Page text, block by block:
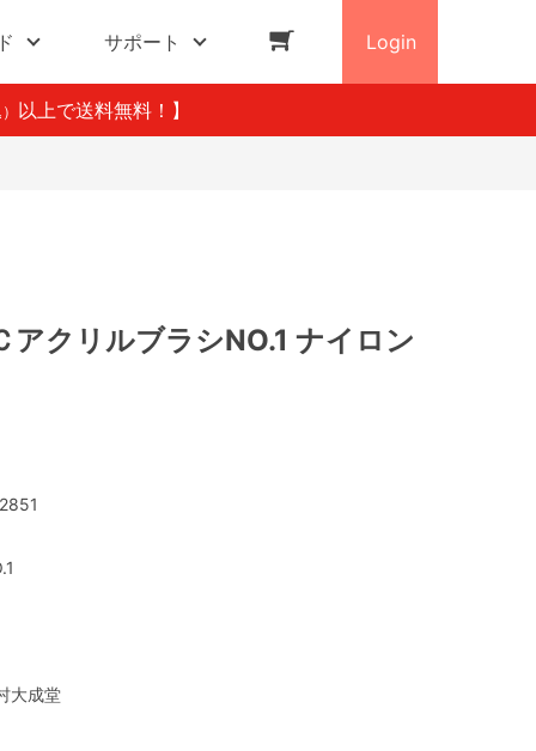
サポート Login
以上で送料無料！】
アクリルブラシNO.1 ナイロン
大成堂